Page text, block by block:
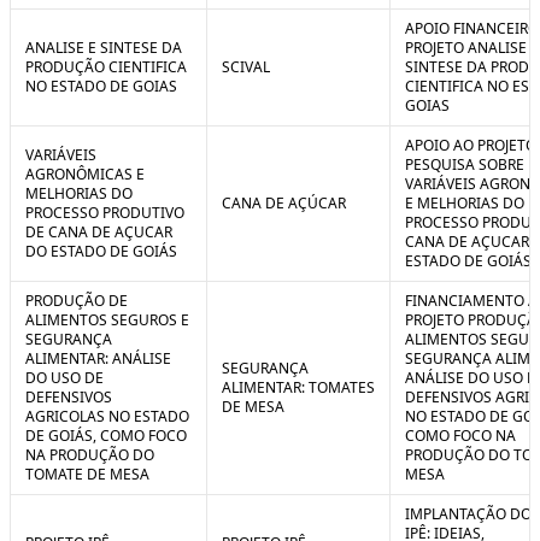
ANALISE E SINTESE DA
PRODUÇÃO CIENTIFICA
NO ESTADO DE GOIAS
SCIVAL
APOIO
PROJETO ANALISE E
SINTESE DA
CIENTIFICA NO
GOIAS
VARIÁVEIS
AGRONÔMICAS E
MELHORIAS DO
PROCESSO PRODUTIVO
DE CANA DE AÇUCAR
DO ESTADO DE GOIÁS
CANA DE AÇÚCAR
APOIO AO
PESQUISA SOBRE
VARIÁVEIS
E MELHORIAS DO
PROCESSO
CANA DE AÇUCAR
ESTADO DE GOIÁS
PRODUÇÃO DE
ALIMENTOS SEGUROS E
SEGURANÇA
ALIMENTAR: ANÁLISE
DO USO DE
DEFENSIVOS
AGRICOLAS NO ESTADO
DE GOIÁS, COMO FOCO
NA PRODUÇÃO DO
TOMATE DE MESA
SEGURANÇA
ALIMENTAR: TOMATES
DE MESA
FINANCIAMENTO
PROJETO
ALIMENTOS
SEGURANÇA
ANÁLISE DO USO
DEFENSIVOS
NO ESTADO DE
COMO FOCO NA
PRODUÇÃO DO
MESA
IMPLANTAÇÃO DO
IPÊ: IDEIAS,